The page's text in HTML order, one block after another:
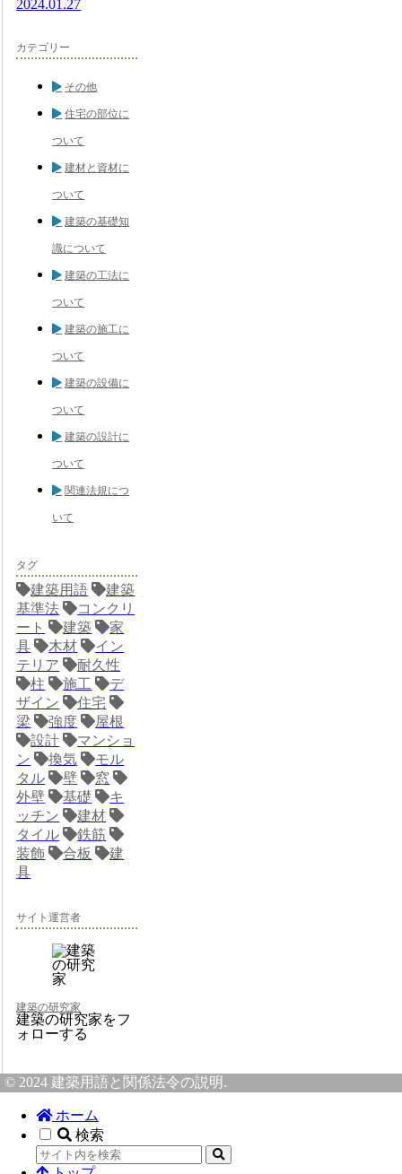
2024.01.27
カテゴリー
その他
住宅の部位に
ついて
建材と資材に
ついて
建築の基礎知
識について
建築の工法に
ついて
建築の施工に
ついて
建築の設備に
ついて
建築の設計に
ついて
関連法規につ
いて
タグ
建築用語
建築
基準法
コンクリ
ート
建築
家
具
木材
イン
テリア
耐久性
柱
施工
デ
ザイン
住宅
梁
強度
屋根
設計
マンショ
ン
換気
モル
タル
壁
窓
外壁
基礎
キ
ッチン
建材
タイル
鉄筋
装飾
合板
建
具
サイト運営者
建築の研究家
建築の研究家をフ
ォローする
© 2024 建築用語と関係法令の説明.
ホーム
検索